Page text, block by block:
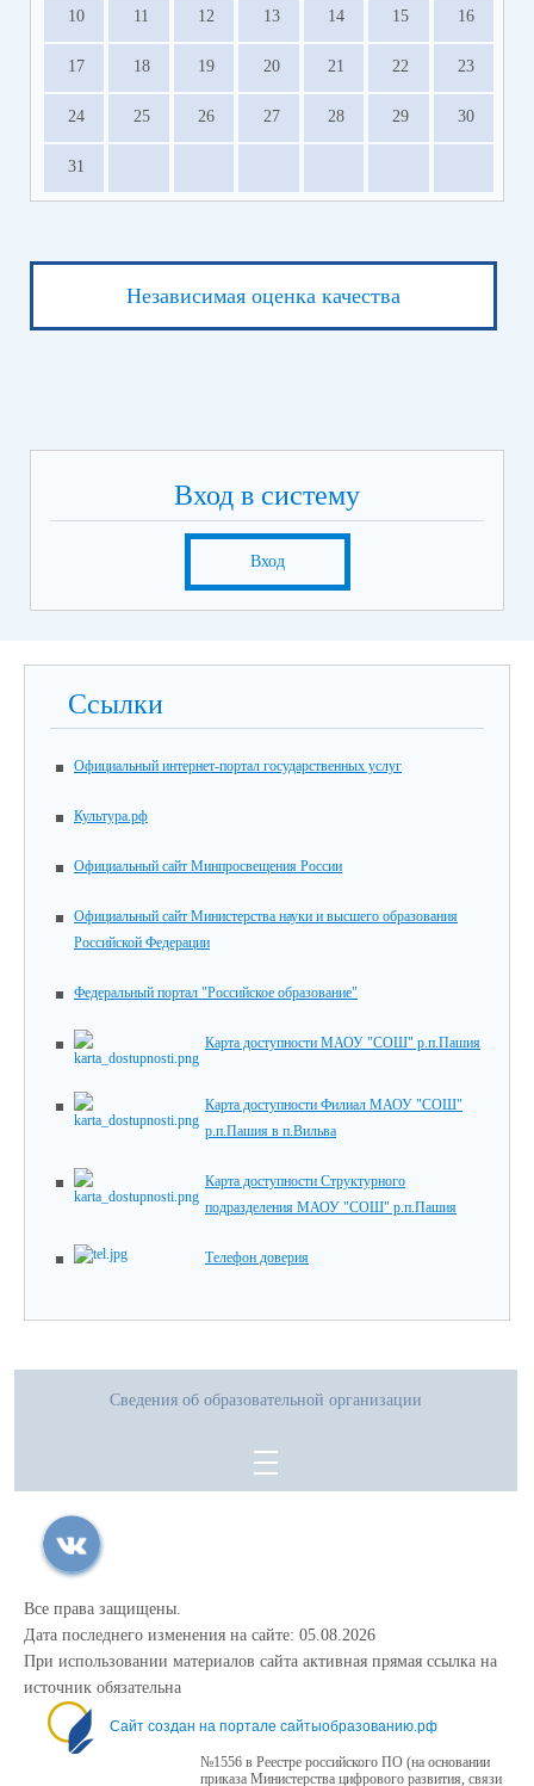
10 11 12 13 14 15 16
17 18 19 20 21 22 23
24 25 26 27 28 29 30
31
Независимая оценка качества
Вход в систему
Вход
Ссылки
Официальный интернет-портал государственных услуг
Культура.рф
Официальный сайт Минпросвещения России
Официальный сайт Министерства науки и высшего образования
Российской Федерации
Федеральный портал "Российское образование"
Карта доступности МАОУ "СОШ" р.п.Пашия
Карта доступности Филиал МАОУ "СОШ"
р.п.Пашия в п.Вильва
Карта доступности Структурного
подразделения МАОУ "СОШ" р.п.Пашия
Телефон доверия
Сведения об образовательной организации
Все права защищены.
Дата последнего изменения на сайте: 05.08.2026
При использовании материалов сайта активная прямая ссылка на
источник обязательна
Сайт создан на портале сайтыобразованию.рф
№1556 в Реестре российского ПО (на основании
приказа Министерства цифрового развития, связи